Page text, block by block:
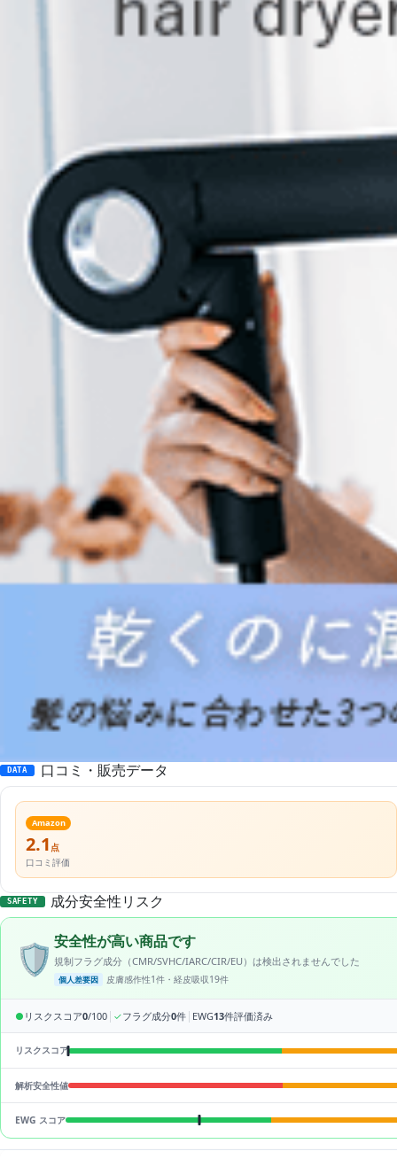
DATA 口コミ・販売データ
Amazon
2.1 点
口コミ評価
SAFETY 成分安全性リスク
🛡️安全性が高い商品です
規制フラグ成分（CMR/SVHC/IARC/CIR/EU）は検出されませんでした
個人差要因 皮膚感作性1件・経皮吸収19件
● リスクスコア0/100 | ✓フラグ成分0件 | EWG13件評価済み
リスクスコア
解析安全性値
EWG スコア